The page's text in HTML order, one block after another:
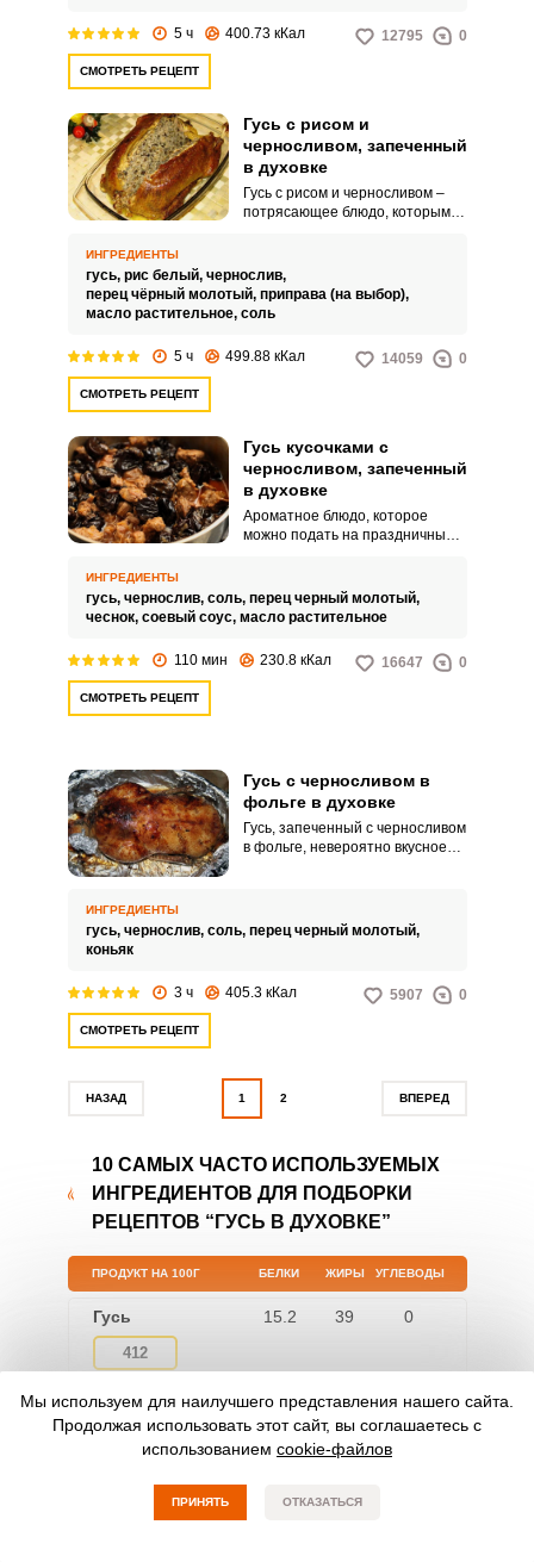
5 ч 400.73 кКал 12795 0
СМОТРЕТЬ РЕЦЕПТ
Гусь с рисом и
черносливом, запеченный
в духовке
Гусь с рисом и черносливом –
потрясающее блюдо, которым
невероятно нежным и мягким, а
рис и чернослив сочными и
аппетитными! Пальчики
ИНГРЕДИЕНТЫ
гусь, рис белый, чернослив,
перец чёрный молотый, приправа (на выбор),
масло растительное, соль
5 ч 499.88 кКал 14059 0
СМОТРЕТЬ РЕЦЕПТ
Гусь кусочками с
черносливом, запеченный
в духовке
Ароматное блюдо, которое
можно подать на праздничный
питательное, оно точно
понравится всем. Готовьтесь
королевский рецепт.
ИНГРЕДИЕНТЫ
гусь, чернослив, соль, перец черный молотый,
чеснок, соевый соус, масло растительное
110 мин 230.8 кКал 16647 0
СМОТРЕТЬ РЕЦЕПТ
Гусь с черносливом в
фольге в духовке
Гусь, запеченный с черносливом
в фольге, невероятно вкусное
способом, получается особенно
мягким и сочным, а чернослив
ИНГРЕДИЕНТЫ
гусь, чернослив, соль, перец черный молотый,
коньяк
3 ч 405.3 кКал 5907 0
СМОТРЕТЬ РЕЦЕПТ
НАЗАД 1 2 ВПЕРЕД
10 САМЫХ ЧАСТО ИСПОЛЬЗУЕМЫХ
ИНГРЕДИЕНТОВ ДЛЯ ПОДБОРКИ
РЕЦЕПТОВ “ГУСЬ В ДУХОВКЕ”
ПРОДУКТ НА 100Г БЕЛКИ ЖИРЫ УГЛЕВОДЫ
Гусь
412
15.2 39 0
Перец чёрный
молотый
10.4 3.3 38.7
Яблоки
Мы используем для наилучшего представления нашего сайта.
Продолжая использовать этот сайт, вы соглашаетесь с
использованием cookie-файлов
ПРИНЯТЬ ОТКАЗАТЬСЯ